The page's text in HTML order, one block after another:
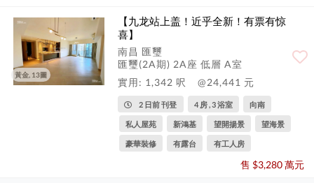
黃金, 13圖
【九龙站上盖！近乎全新！有票有惊
喜】
南昌 匯璽
匯璽(2A期) 2A座 低層 A室
實用: 1,342 呎
@24,441 元
2 日前 刊登 4 房 , 3 浴室 向南
私人屋苑 新鴻基 望開揚景 望海景
豪華裝修 有露台 有工人房
售 $3,280 萬元